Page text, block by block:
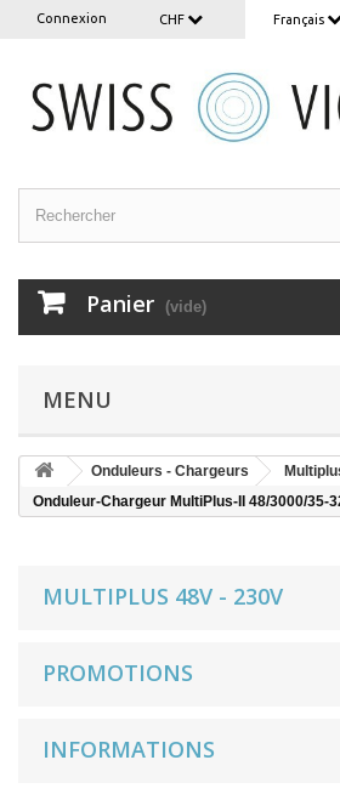
Français
CHF
Connexion
Panier (vide)
MENU
Onduleurs - Chargeurs
Onduleur-Chargeur MultiPlus-II 48/3000/35-
MULTIPLUS 48V - 230V
PROMOTIONS
INFORMATIONS